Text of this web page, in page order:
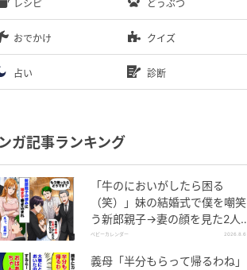
レシピ どうぶつ
おでかけ クイズ
占い 診断
ガ記事ランキング
「牛のにおいがしたら困る
（笑）」妹の結婚式で僕を嘲笑
う新郎親子→妻の顔を見た2人
が絶句したワケ
ベビーカレンダー 2026.8.6
義母「半分もらって帰るわね」